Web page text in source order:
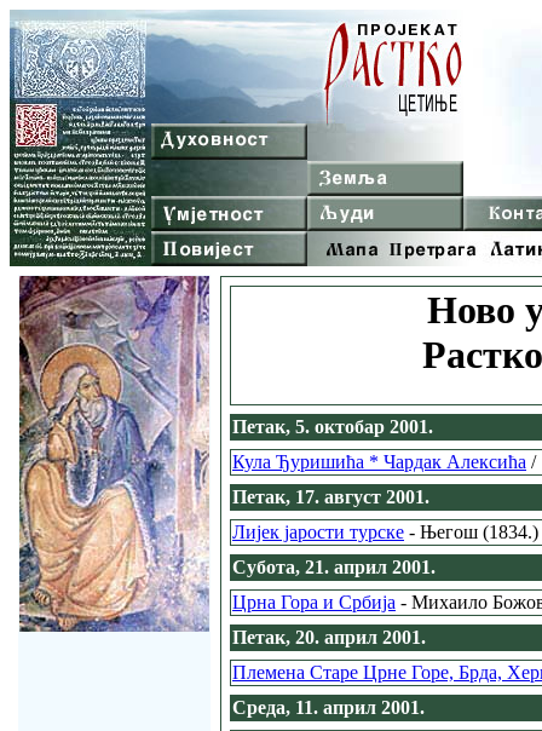
Ново
Петак, 5. октобар 2001.
Кула Ђуришића * Чардак Алексића /
Петак, 17. август 2001.
Лијек јарости турске - Његош (1834.)
Субота, 21. април 2001.
Црна Гора и Србија - Михаило
Петак, 20. април 2001.
Племена Старе Црне Горе, Брда,
Среда, 11. април 2001.